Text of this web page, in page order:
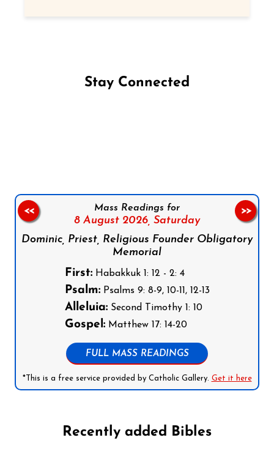
Stay Connected
Mass Readings for
8 August 2026, Saturday
Dominic, Priest, Religious Founder Obligatory
Memorial
First:Habakkuk 1: 12 - 2: 4
Psalm:Psalms 9: 8-9, 10-11, 12-13
Alleluia:Second Timothy 1: 10
Gospel:Matthew 17: 14-20
FULL MASS READINGS
*This is a free service provided by Catholic Gallery. Get it here
<< >>
Recently added Bibles